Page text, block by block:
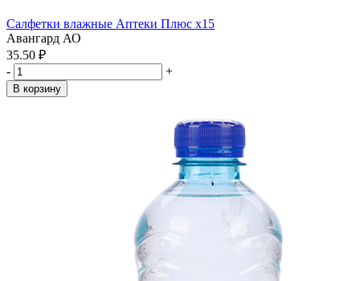
Салфетки влажные Аптеки Плюс x15
Авангард АО
35.50 ₽
-
+
В корзину